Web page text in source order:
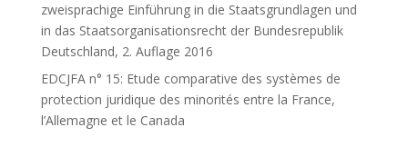
zweisprachige Einführung in die Staatsgrundlagen und
in das Staatsorganisationsrecht der Bundesrepublik
Deutschland, 2. Auflage 2016
EDCJFA n° 15: Etude comparative des systèmes de
protection juridique des minorités entre la France,
l’Allemagne et le Canada